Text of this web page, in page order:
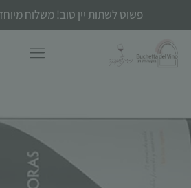
פשוט לשתות יין טוב! משלוח